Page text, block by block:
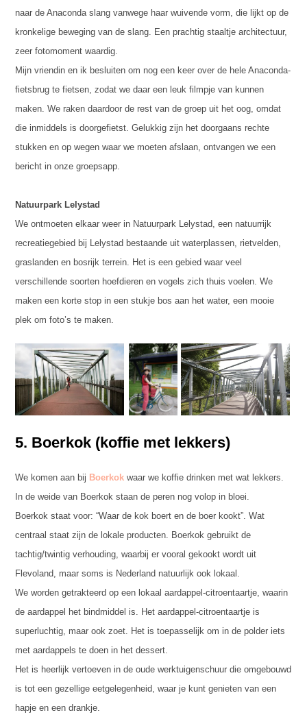
naar de Anaconda slang vanwege haar wuivende vorm, die lijkt op de
kronkelige beweging van de slang. Een prachtig staaltje architectuur,
zeer fotomoment waardig.
Mijn vriendin en ik besluiten om nog een keer over de hele Anaconda-
fietsbrug te fietsen, zodat we daar een leuk filmpje van kunnen
maken. We raken daardoor de rest van de groep uit het oog, omdat
die inmiddels is doorgefietst. Gelukkig zijn het doorgaans rechte
stukken en op wegen waar we moeten afslaan, ontvangen we een
bericht in onze groepsapp.
Natuurpark Lelystad
We ontmoeten elkaar weer in Natuurpark Lelystad, een natuurrijk
recreatiegebied bij Lelystad bestaande uit waterplassen, rietvelden,
graslanden en bosrijk terrein. Het is een gebied waar veel
verschillende soorten hoefdieren en vogels zich thuis voelen. We
maken een korte stop in een stukje bos aan het water, een mooie
plek om foto’s te maken.
5. Boerkok (koffie met lekkers)
We komen aan bij Boerkokwaar we koffie drinken met wat lekkers.
In de weide van Boerkok staan de peren nog volop in bloei.
Boerkok staat voor: “Waar de kok boert en de boer kookt”. Wat
centraal staat zijn de lokale producten. Boerkok gebruikt de
tachtig/twintig verhouding, waarbij er vooral gekookt wordt uit
Flevoland, maar soms is Nederland natuurlijk ook lokaal.
We worden getrakteerd op een lokaal aardappel-citroentaartje, waarin
de aardappel het bindmiddel is. Het aardappel-citroentaartje is
superluchtig, maar ook zoet. Het is toepasselijk om in de polder iets
met aardappels te doen in het dessert.
Het is heerlijk vertoeven in de oude werktuigenschuur die omgebouwd
is tot een gezellige eetgelegenheid, waar je kunt genieten van een
hapje en een drankje.